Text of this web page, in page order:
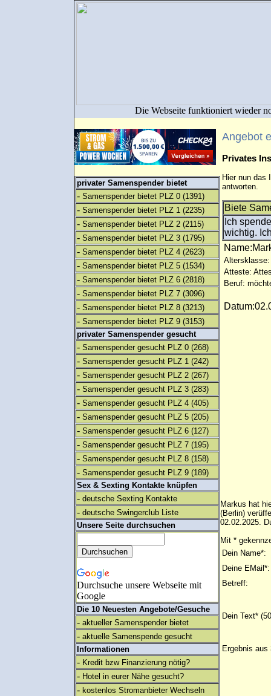
Die Webseite funktioniert wieder
privater Samenspender bietet
- Samenspender bietet PLZ 0 (1391)
- Samenspender bietet PLZ 1 (2235)
- Samenspender bietet PLZ 2 (2115)
- Samenspender bietet PLZ 3 (1795)
- Samenspender bietet PLZ 4 (2623)
- Samenspender bietet PLZ 5 (1534)
- Samenspender bietet PLZ 6 (2818)
- Samenspender bietet PLZ 7 (3096)
- Samenspender bietet PLZ 8 (3213)
- Samenspender bietet PLZ 9 (3153)
privater Samenspender gesucht
- Samenspender gesucht PLZ 0 (268)
- Samenspender gesucht PLZ 1 (242)
- Samenspender gesucht PLZ 2 (267)
- Samenspender gesucht PLZ 3 (283)
- Samenspender gesucht PLZ 4 (405)
- Samenspender gesucht PLZ 5 (205)
- Samenspender gesucht PLZ 6 (127)
- Samenspender gesucht PLZ 7 (195)
- Samenspender gesucht PLZ 8 (158)
- Samenspender gesucht PLZ 9 (189)
Sex & Sexting Kontakte knüpfen
- deutsche Sexting Kontakte
- deutsche Swingerclub Liste
Unsere Seite durchsuchen
Durchsuche unsere Webseite mit
Google
Die 10 Neuesten Angebote/Gesuche
- aktueller Samenspender bietet
- aktuelle Samenspende gesucht
Informationen
- Kredit bzw Finanzierung nötig?
- Hotel in eurer Nähe gesucht?
- kostenlos Stromanbieter Wechseln
Angebot
Privates
Hier nun das
antworten.
Biete
Ich
wichtig.
Altersklasse:
Atteste:
Beruf:
Markus hat
(Berlin)
02.02.2025.
Mit *
Dein Name*:
Deine EMail*:
Betreff:
Dein Text*
Ergebnis aus